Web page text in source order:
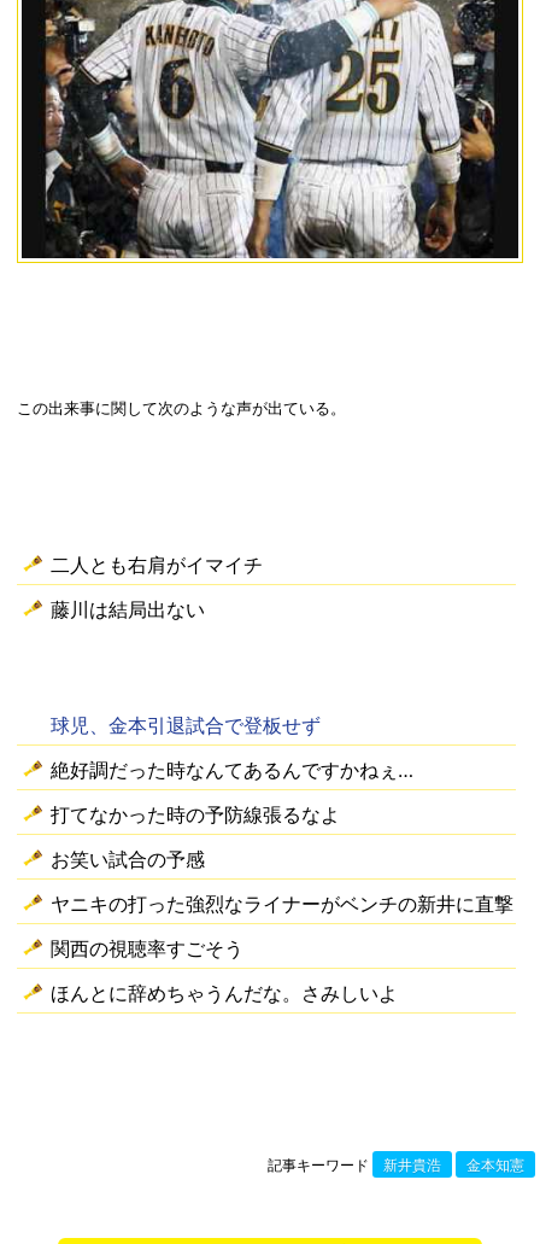
この出来事に関して次のような声が出ている。
二人とも右肩がイマイチ
藤川は結局出ない
球児、金本引退試合で登板せず
絶好調だった時なんてあるんですかねぇ…
打てなかった時の予防線張るなよ
お笑い試合の予感
ヤニキの打った強烈なライナーがベンチの新井に直撃
関西の視聴率すごそう
ほんとに辞めちゃうんだな。さみしいよ
記事キーワード 新井貴浩 金本知憲